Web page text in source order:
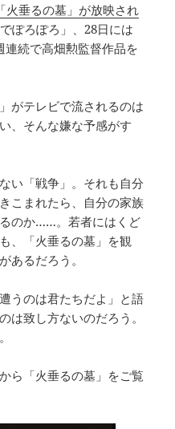
火垂るの墓」が放映され
ぽろぽろ」、28日には
連続で高畑勲監督作品を
がテレビで流されるのは
、そんな嫌な予感がす
い「戦争」。それも自分
こまれたら、自分の家族
のか……。若者にはくど
、「火垂るの墓」を観
あるだろう。
うのは君たちだよ」と語
は致し方ないのだろう。
ら「火垂るの墓」をご覧